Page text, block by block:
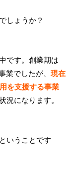
しょうか？
です。創業期は
業でしたが、現在
を支援する事業
況になります。
いうことです